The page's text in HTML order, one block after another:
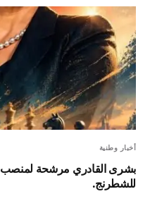
أخبار وطنية
بشرى القادري مرشحة لمنصب
للشطرنج.